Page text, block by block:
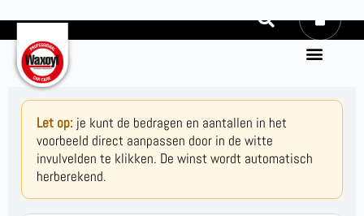
Let op: je kunt de bedragen en aantallen in het
voorbeeld direct aanpassen door in de witte
invulvelden te klikken. De winst wordt automatisch
herberekend.